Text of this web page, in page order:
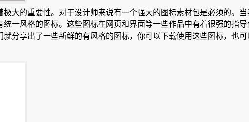
大的重要性。对于设计师来说有一个强大的图标素材包是必须的。
一风格的图标。这些图标在网页和界面等一些作品中有着很强的指
分享出了一些新鲜的有风格的图标，你可以下载使用这些图标，也可